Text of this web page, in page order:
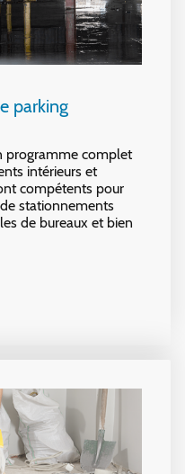
parking
programme complet
intérieurs et
compétents pour
stationnements
de bureaux et bien